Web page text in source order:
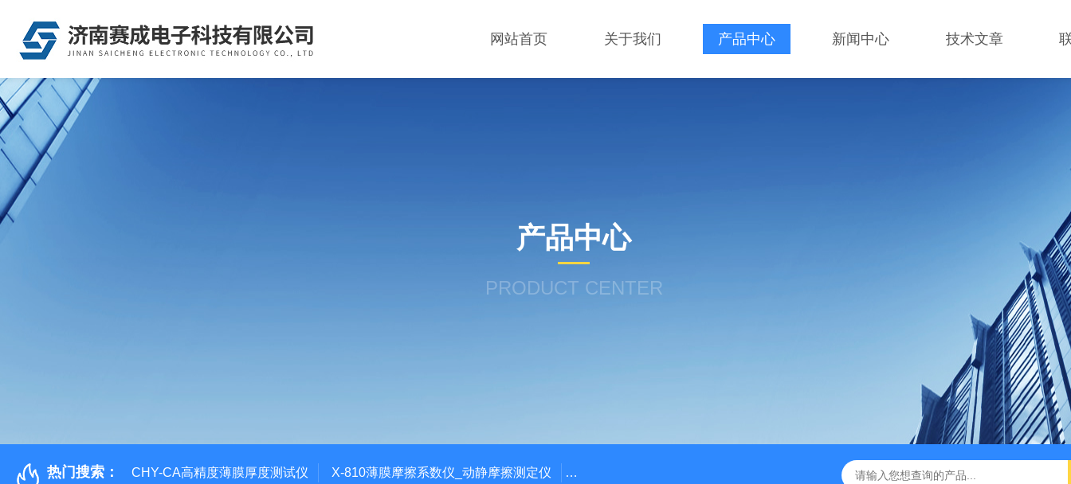
网站首页 关于我们 产品中心 新闻中心 技术文章
产品中心
PRODUCT CENTER
热门搜索： CHY-CA高精度薄膜厚度测试仪 X-810薄膜摩擦系数仪_动静摩擦测定仪 SCK-H玻璃瓶耐热冲击检测仪 赛成仪器 密封测漏仪 密封检测设备